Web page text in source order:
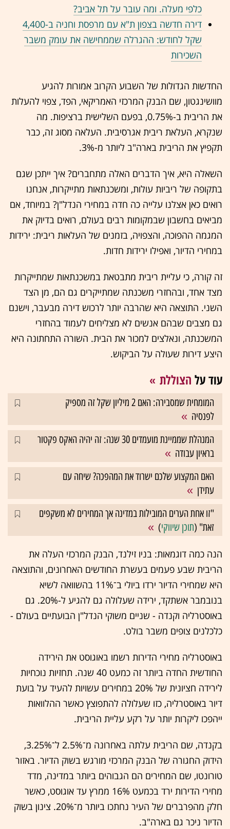
כלפי מעלה. ומה עובר על תל אביב?
דירה חדשה בצפון ת"א עם מרפסת וחניה ב-4,400
שקל לחודש: ההגרלה שממחישה את עומק משבר
השכירות
החדשות הגדולות של השבוע הקרוב אמורות להגיע
מוושינגטון, שם הבנק המרכזי האמריקאי, הפד, צפוי להעלות
את הריבית ב-0.75%, בפעם השלישית ברציפות. מה
שנקרא, העלאת ריבית אגרסיבית. העלאה מסוג זה, כבר
תקפיץ את הריבית בארה"ב ליותר מ-3%.
השאלה היא, איך הדברים האלה מתחברים? איך ייתכן שגם
בתקופה של ריביות עולות, ומשכנתאות מתייקרות, אנחנו
רואים כאן אצלנו עלייה כה חדה במחירי הנדל"ן? במיוחד, אם
מביאים בחשבון שבמקומות רבים בעולם, רואים בדיוק את
המגמה ההפוכה, והצפויה, בזמנים של העלאות ריבית: ירידות
במחירי הדיור, ואפילו ירידות חדות.
זה קורה, כי עליית ריבית מתבטאת במשכנתאות שמתייקרות
מצד אחד, ובהחזרי משכנתה שמתייקרים גם הם, מן הצד
השני. התוצאה היא שהרבה יותר לרכוש דירה מבעבר, וישנם
גם מצבים שבהם אנשים לא מצליחים לעמוד בהחזרי
המשכנתה, ונאלצים למכור את הבית. השורה התחתונה היא
היצע דירות שעולה על הביקוש.
עוד על הצוללת
המומחית שמסבירה: האם 2 מיליון שקל זה מספיק
לפנסיה
המנהלת שממיינת מועמדים 30 שנה: זה יהיה האקס פקטור
בראיון עבודה
האם המקצוע שלכם ישרוד את המהפכה? שיחה עם
עתידן
"זו אחת הערים המובילות במדינה אך המחירים לא משקפים
זאת" (תוכן שיווקי)
הנה כמה דוגמאות: בניו זילנד, הבנק המרכזי העלה את
הריבית שבע פעמים בעשרת החודשים האחרונים, והתוצאה
היא שמחירי הדיור ירדו ביולי ב־11% בהשוואה לשיא
בנובמבר אשתקד, ירידה שעלולה גם להגיע ל-20%. גם
באוסטרליה וקנדה - שניים משוקי הנדל"ן הבועתיים בעולם -
כלכלנים צופים משבר בולט.
באוסטרליה מחירי הדירות רשמו באוגוסט את הירידה
החודשית החדה ביותר זה כמעט 40 שנה. תחזיות נוכחיות
לירידה חציונית של 20% במחירים עשויות להעיד על בועת
דיור באוסטרליה, כזו שעלולה להתפוצץ כאשר ההלוואות
ייהפכו ליקרות יותר על רקע עליית הריבית.
בקנדה, שם הריבית עלתה באחרונה מ־2.5% ל־3.25%,
הידוק החגורה של הבנק המרכזי מורגש בשוק הדיור. באזור
טורונטו, שם המחירים הם הגבוהים ביותר במדינה, מדד
מחירי הדירות ירד בכמעט 16% ממרץ עד אוגוסט, כאשר
חלק מהפרברים של העיר נחתכו ביותר מ־20%. צינון בשוק
הדיור ניכר גם בארה"ב.